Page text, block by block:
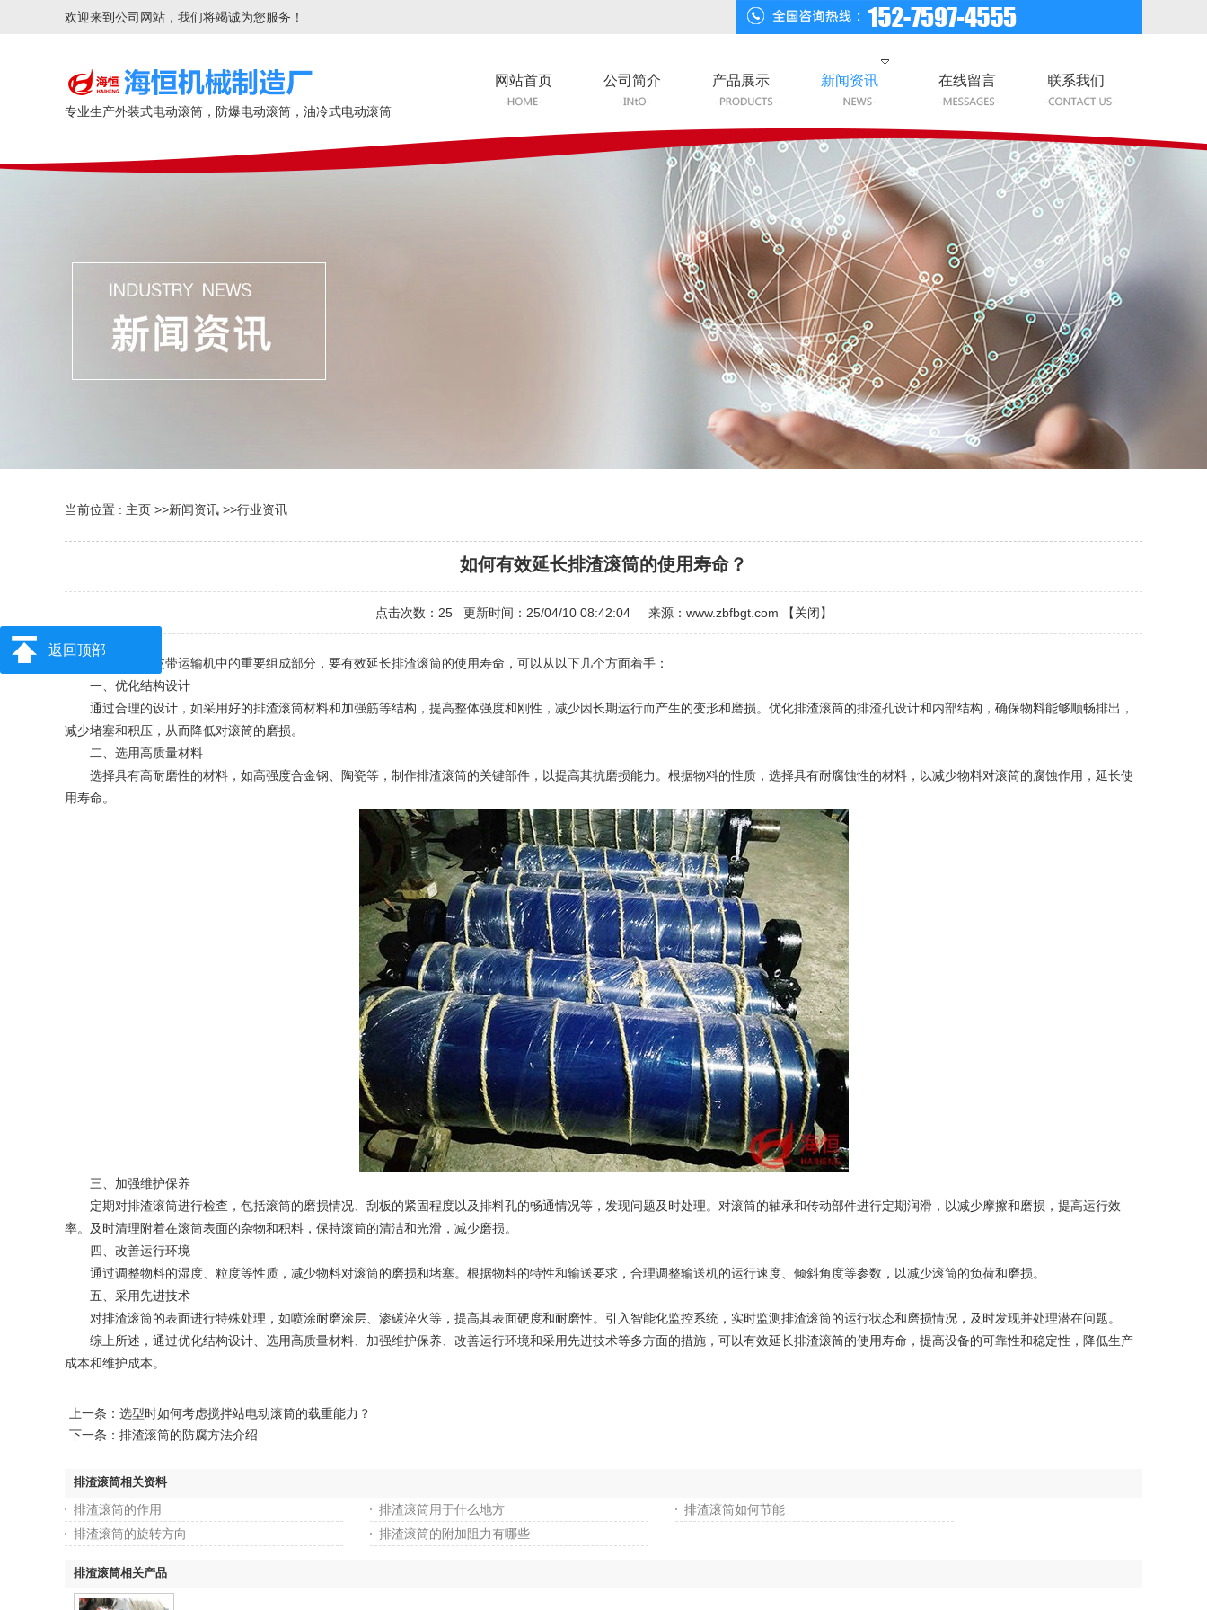
欢迎来到公司网站，我们将竭诚为您服务！
专业生产外装式电动滚筒，防爆电动滚筒，油冷式电动滚筒
网站首页 公司简介 产品展示 新闻资讯 在线留言 联系我们
当前位置 : 主页 >>新闻资讯 >>行业资讯
如何有效延长排渣滚筒的使用寿命？
点击次数： 25更新时间：25/04/10 08:42:04 来源： www.zbfbgt.com 【关闭】
排渣滚筒是皮带运输机中的重要组成部分，要有效延长排渣滚筒的使用寿命，可以从以下几个方面着手：
一、优化结构设计
‌通过合理的设计，如采用好的排渣滚筒材料和加强筋等结构，提高整体强度和刚性，减少因长期运行而产生的变形和磨损。优化排渣滚筒的排渣孔设计和内部结构，确保物料能够顺畅排出，
减少堵塞和积压，从而降低对滚筒的磨损。
二、选用高质量材料
‌选择具有高耐磨性的材料，如高强度合金钢、陶瓷等，制作排渣滚筒的关键部件，以提高其抗磨损能力。根据物料的性质，选择具有耐腐蚀性的材料，以减少物料对滚筒的腐蚀作用，延长使
用寿命。
三、加强维护保养
‌定期对排渣滚筒进行检查，包括滚筒的磨损情况、刮板的紧固程度以及排料孔的畅通情况等，发现问题及时处理。对滚筒的轴承和传动部件进行定期润滑，以减少摩擦和磨损，提高运行效
率。及时清理附着在滚筒表面的杂物和积料，保持滚筒的清洁和光滑，减少磨损。
四、改善运行环境
‌通过调整物料的湿度、粒度等性质，减少物料对滚筒的磨损和堵塞。根据物料的特性和输送要求，合理调整输送机的运行速度、倾斜角度等参数，以减少滚筒的负荷和磨损。
五、采用先进技术
‌对排渣滚筒的表面进行特殊处理，如喷涂耐磨涂层、渗碳淬火等，提高其表面硬度和耐磨性。引入智能化监控系统，实时监测排渣滚筒的运行状态和磨损情况，及时发现并处理潜在问题。
综上所述，通过优化结构设计、选用高质量材料、加强维护保养、改善运行环境和采用先进技术等多方面的措施，可以有效延长排渣滚筒的使用寿命，提高设备的可靠性和稳定性，降低生产
成本和维护成本。
上一条： 选型时如何考虑搅拌站电动滚筒的载重能力？
下一条： 排渣滚筒的防腐方法介绍
排渣滚筒相关资料
排渣滚筒的作用 排渣滚筒用于什么地方
排渣滚筒如何节能
排渣滚筒的旋转方向
排渣滚筒的附加阻力有哪些
排渣滚筒相关产品
返回顶部